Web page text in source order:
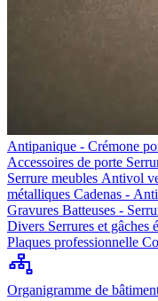
Antipanique - Crémone
Accessoires de porte
Serrure meubles Antivol
métalliques Cadenas -
Gravures Batteuses -
Divers Serrures et gâches
Plaques professionnelle
Organigramme de